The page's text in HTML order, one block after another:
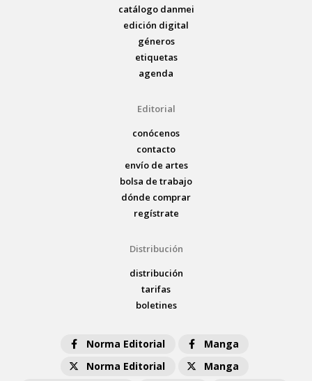
catálogo danmei
edición digital
géneros
etiquetas
agenda
Editorial
conócenos
contacto
envío de artes
bolsa de trabajo
dónde comprar
regístrate
Distribución
distribución
tarifas
boletines
Norma Editorial
Manga
Norma Editorial
Manga